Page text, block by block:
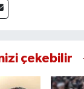
çekebilir